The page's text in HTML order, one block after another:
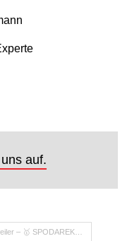
auf.
– 🥇 SPODAREK…